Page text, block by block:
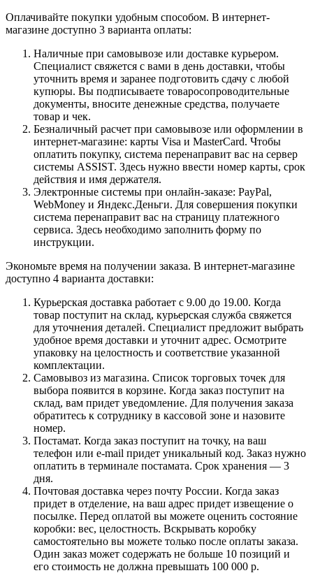
Оплачивайте покупки удобным способом. В интернет-
магазине доступно 3 варианта оплаты:
Наличные при самовывозе или доставке курьером.
Специалист свяжется с вами в день доставки, чтобы
уточнить время и заранее подготовить сдачу с любой
купюры. Вы подписываете товаросопроводительные
документы, вносите денежные средства, получаете
товар и чек.
Безналичный расчет при самовывозе или оформлении в
интернет-магазине: карты Visa и MasterCard. Чтобы
оплатить покупку, система перенаправит вас на сервер
системы ASSIST. Здесь нужно ввести номер карты, срок
действия и имя держателя.
Электронные системы при онлайн-заказе: PayPal,
WebMoney и Яндекс.Деньги. Для совершения покупки
система перенаправит вас на страницу платежного
сервиса. Здесь необходимо заполнить форму по
инструкции.
Экономьте время на получении заказа. В интернет-магазине
доступно 4 варианта доставки:
Курьерская доставка работает с 9.00 до 19.00. Когда
товар поступит на склад, курьерская служба свяжется
для уточнения деталей. Специалист предложит выбрать
удобное время доставки и уточнит адрес. Осмотрите
упаковку на целостность и соответствие указанной
комплектации.
Самовывоз из магазина. Список торговых точек для
выбора появится в корзине. Когда заказ поступит на
склад, вам придет уведомление. Для получения заказа
обратитесь к сотруднику в кассовой зоне и назовите
номер.
Постамат. Когда заказ поступит на точку, на ваш
телефон или e-mail придет уникальный код. Заказ нужно
оплатить в терминале постамата. Срок хранения — 3
дня.
Почтовая доставка через почту России. Когда заказ
придет в отделение, на ваш адрес придет извещение о
посылке. Перед оплатой вы можете оценить состояние
коробки: вес, целостность. Вскрывать коробку
самостоятельно вы можете только после оплаты заказа.
Один заказ может содержать не больше 10 позиций и
его стоимость не должна превышать 100 000 р.